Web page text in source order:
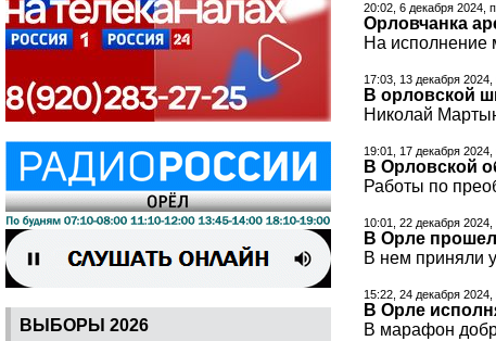
ВЫБОРЫ 2026
20:02, 6 декабря 2024,
Орловчанка
На исполнение
17:03, 13 декабря 2024,
В орловской
Николай
19:01, 17 декабря 2024,
В Орловской
Работы по
10:01, 22 декабря
В Орле
В нем приняли
15:22, 24 декабря 2024,
В Орле
В марафон